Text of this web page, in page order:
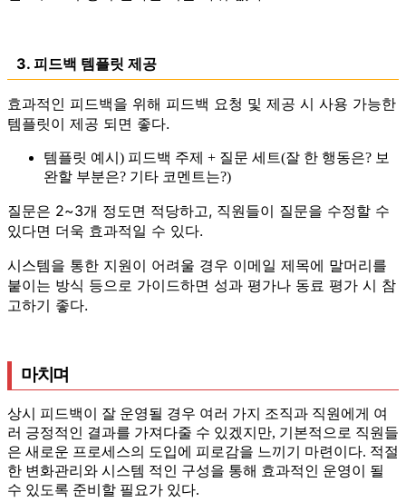
3. 피드백 템플릿 제공
효과적인 피드백을 위해 피드백 요청 및 제공 시 사용 가능한
템플릿이 제공 되면 좋다.
템플릿 예시) 피드백 주제 + 질문 세트(잘 한 행동은? 보
완할 부분은? 기타 코멘트는?)
질문은 2~3개 정도면 적당하고, 직원들이 질문을 수정할 수
있다면 더욱 효과적일 수 있다.
시스템을 통한 지원이 어려울 경우 이메일 제목에 말머리를
붙이는 방식 등으로 가이드하면 성과 평가나 동료 평가 시 참
고하기 좋다.
마치며
상시 피드백이 잘 운영될 경우 여러 가지 조직과 직원에게 여
러 긍정적인 결과를 가져다줄 수 있겠지만, 기본적으로 직원들
은 새로운 프로세스의 도입에 피로감을 느끼기 마련이다. 적절
한 변화관리와 시스템 적인 구성을 통해 효과적인 운영이 될
수 있도록 준비할 필요가 있다.